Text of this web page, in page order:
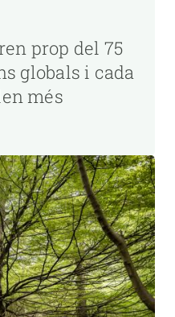
prop del 75
globals i cada
més